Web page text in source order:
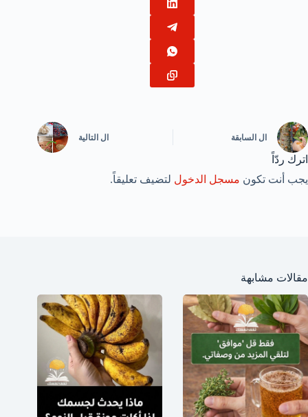
ال السابقة ال التالية
اترك ردّاً
يجب أنت تكون مسجل الدخول لتضيف تعليقاً.
مقالات مشابهة